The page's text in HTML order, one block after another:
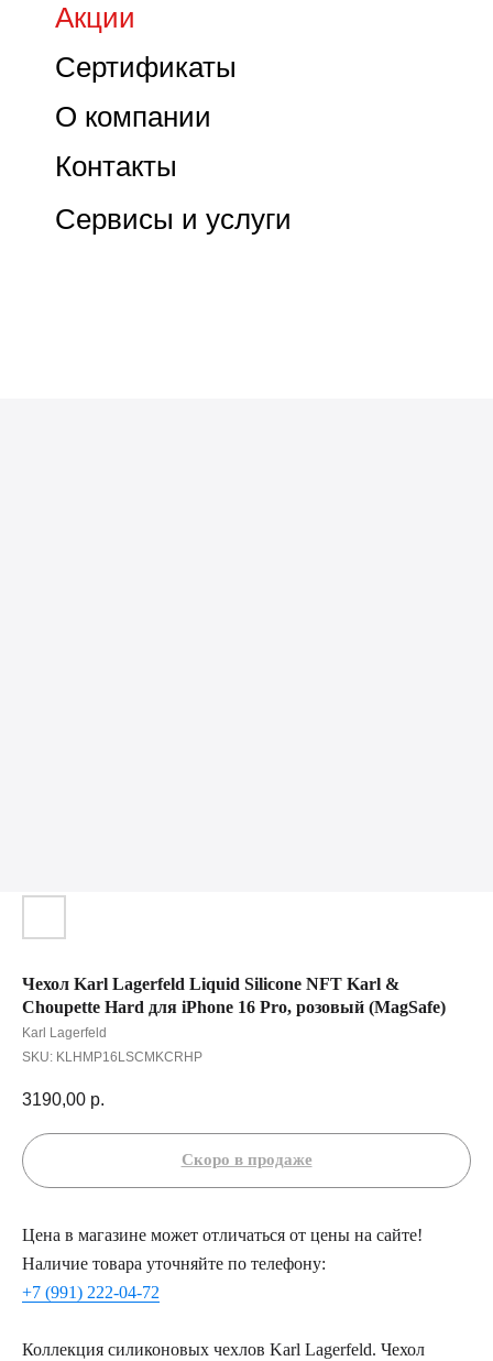
Контакты
О компании
Сертификаты
Акции
Сервисы и услуги
Чехол Karl Lagerfeld Liquid Silicone NFT Karl &
Choupette Hard для iPhone 16 Pro, розовый (MagSafe)
Karl Lagerfeld
SKU: KLHMP16LSCMKCRHP
3190,00 р.
Цена в магазине может отличаться от цены на сайте!
Наличие товара уточняйте по телефону:
+7 (991) 222-04-72
Коллекция силиконовых чехлов Karl Lagerfeld. Чехол